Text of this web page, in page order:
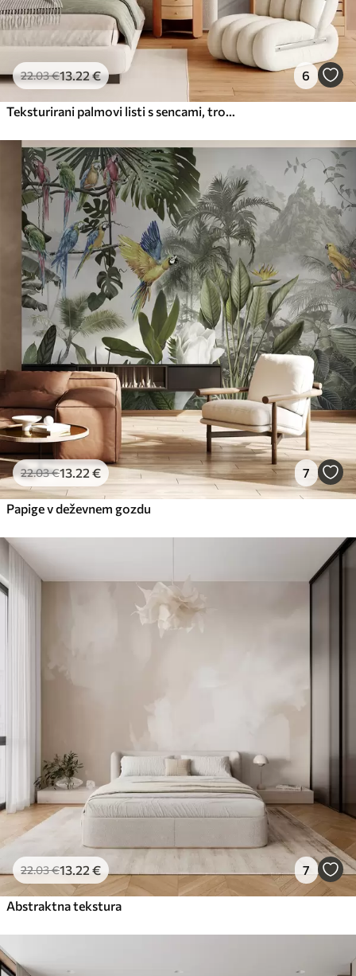
22.03€13.22€ 6
22.03€13 .22 € 7
Papige v deževnem gozdu
22.03€13 .22 € 7
Abstraktna tekstura